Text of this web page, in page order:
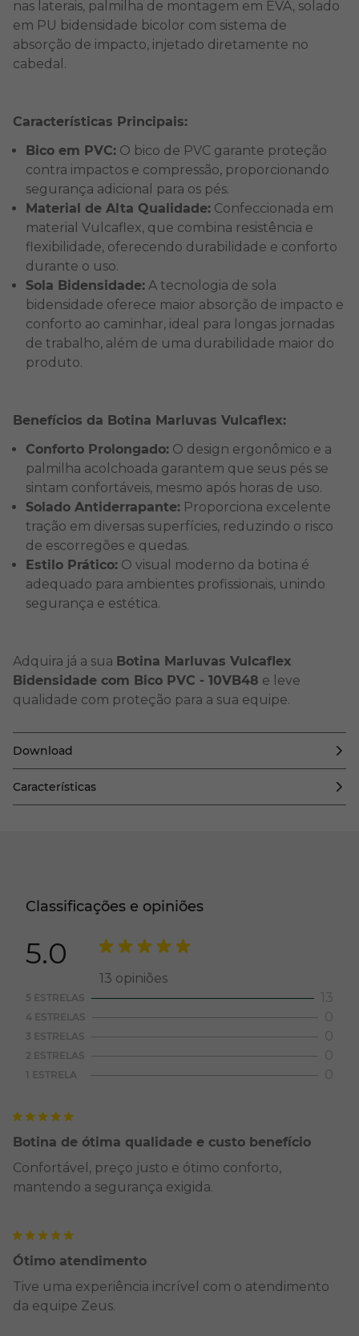
nas laterais, palmilha de montagem em EVA, solado
em PU bidensidade bicolor com sistema de
absorção de impacto, injetado diretamente no
cabedal.
Características Principais:
Bico em PVC: O bico de PVC garante proteção
contra impactos e compressão, proporcionando
segurança adicional para os pés.
Material de Alta Qualidade: Confeccionada em
material Vulcaflex, que combina resistência e
flexibilidade, oferecendo durabilidade e conforto
durante o uso.
Sola Bidensidade: A tecnologia de sola
bidensidade oferece maior absorção de impacto e
conforto ao caminhar, ideal para longas jornadas
de trabalho, além de uma durabilidade maior do
produto.
Benefícios da Botina Marluvas Vulcaflex:
Conforto Prolongado: O design ergonômico e a
palmilha acolchoada garantem que seus pés se
sintam confortáveis, mesmo após horas de uso.
Solado Antiderrapante: Proporciona excelente
tração em diversas superfícies, reduzindo o risco
de escorregões e quedas.
Estilo Prático: O visual moderno da botina é
adequado para ambientes profissionais, unindo
segurança e estética.
Adquira já a sua Botina Marluvas Vulcaflex
Bidensidade com Bico PVC - 10VB48 e leve
qualidade com proteção para a sua equipe.
Download
Características
Classificações e opiniões
5.0
13 opiniões
5 ESTRELAS 13
4 ESTRELAS 0
3 ESTRELAS 0
2 ESTRELAS 0
1 ESTRELA 0
Botina de ótima qualidade e custo benefício
Confortável, preço justo e ótimo conforto,
mantendo a segurança exigida.
Ótimo atendimento
Tive uma experiência incrível com o atendimento
da equipe Zeus.